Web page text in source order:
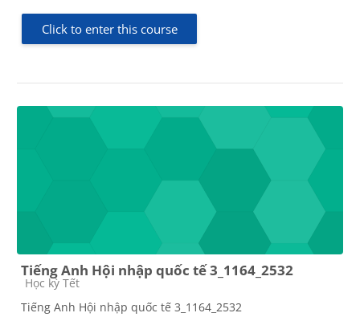
Click to enter this course
Tiếng Anh Hội nhập quốc tế 3_1164_2532
Course category
Học kỳ Tết
Tiếng Anh Hội nhập quốc tế 3_1164_2532